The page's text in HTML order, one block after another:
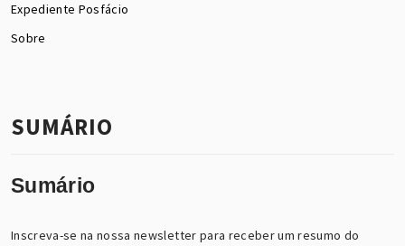
Expediente Posfácio
Sobre
SUMÁRIO
Sumário
Inscreva-se na nossa newsletter para receber um resumo do